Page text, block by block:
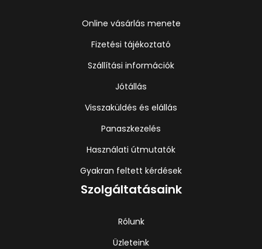
Online vásárlás menete
Fizetési tájékoztató
Szállítási információk
Jótállás
Visszaküldés és elállás
Panaszkezelés
Használati útmutatók
Gyakran feltett kérdések
Szolgáltatásaink
Rólunk
Üzleteink